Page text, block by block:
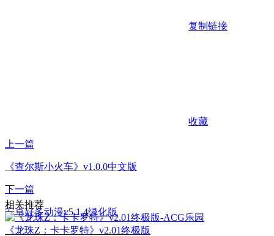
复制链接
收藏
上一篇
《查尔斯小火车》v1.0.0中文版
下一篇
安卓好多动漫v5.1.4绿化版
相关推荐
《龙珠Z：卡卡罗特》v2.01终极版